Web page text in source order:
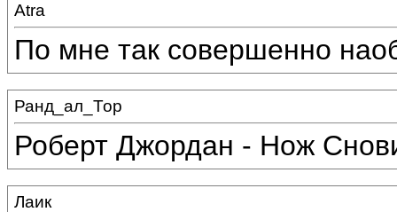
Atra
По мне так совершенно
Ранд_ал_Тор
Роберт Джордан - Нож
Лаик